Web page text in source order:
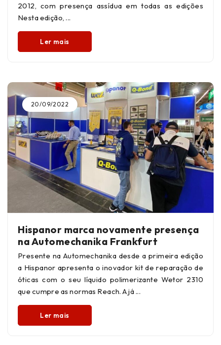
2012, com presença assídua em todas as edições
Nesta edição,
Ler mais
20/09/2022
Hispanor marca novamente presença
na Automechanika Frankfurt
Presente na Automechanika desde a primeira edição
a Hispanor apresenta o inovador kit de reparação de
óticas com o seu líquido polimerizante Wetor 2310
que cumpre as normas Reach. A já
Ler mais